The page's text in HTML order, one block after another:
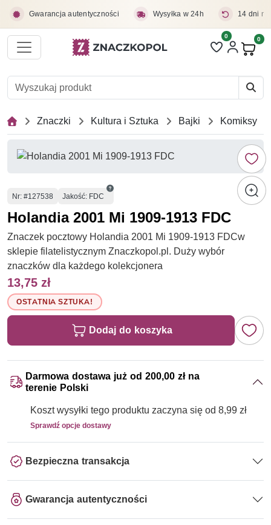
Gwarancja autentyczności Wysyłka w 24h 14 dni
Liczba pozycji
0 0
Znaczki Kultura i Sztuka Bajki Komiksy
Numer
Nr: #127538 Jakość: FDC
Holandia 2001 Mi 1909-1913 FDC
Znaczek pocztowy Holandia 2001 Mi 1909-1913 FDCw
sklepie filatelistycznym Znaczkopol.pl. Duży wybór
znaczków dla każdego kolekcjonera
13,75 zł
OSTATNIA SZTUKA!
Dodaj do koszyka
Darmowa dostawa już od 200,00 zł na
terenie Polski
Koszt wysyłki tego produktu zaczyna się od 8,99 zł
Sprawdź opcje dostawy
Bezpieczna transakcja
Gwarancja autentyczności